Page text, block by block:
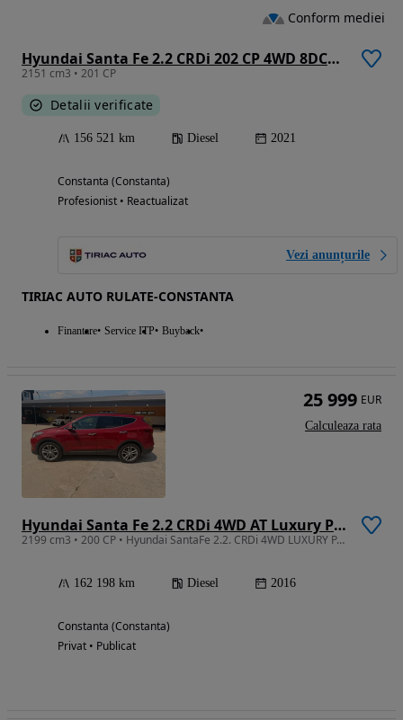
Hyundai Santa Fe 2.2 CRDi 202 CP 4WD 8DCT Luxury
2151 cm3 • 201 CP
Detalii verificate
156 521 km Diesel 2021
Constanta (Constanta)
Profesionist • Reactualizat
Vezi anunțurile
TIRIAC AUTO RULATE-CONSTANTA
Finantare Service ITP Buyback
Conform mediei
Hyundai Santa Fe 2.2 CRDi 4WD AT Luxury Pack
2199 cm3 • 200 CP • Hyundai SantaFe 2.2. CRDi 4WD LUXURY PACK
162 198 km Diesel 2016
Constanta (Constanta)
Privat • Publicat
25 999 EUR
Calculeaza rata